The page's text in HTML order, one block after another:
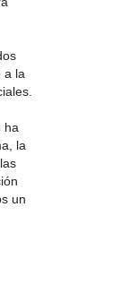
a la
ha
la
un